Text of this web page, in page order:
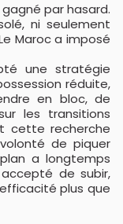
par hasard.
ni seulement
Maroc a imposé
une stratégie
réduite,
en bloc, de
les transitions
cette recherche
de piquer
a longtemps
de subir,
plus que